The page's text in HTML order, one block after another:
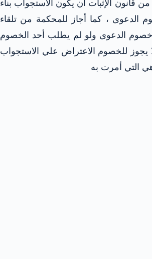
أجاز نص المادة 105 من قانون الإثبات أن يكون الاستجواب بناء
، كما أجاز للمحكمة من تلقاء
الدعوى ولو لم يطلب أحد الخصوم
يجوز للخصوم الاعتراض علي الاستجواب
التي أمرت به